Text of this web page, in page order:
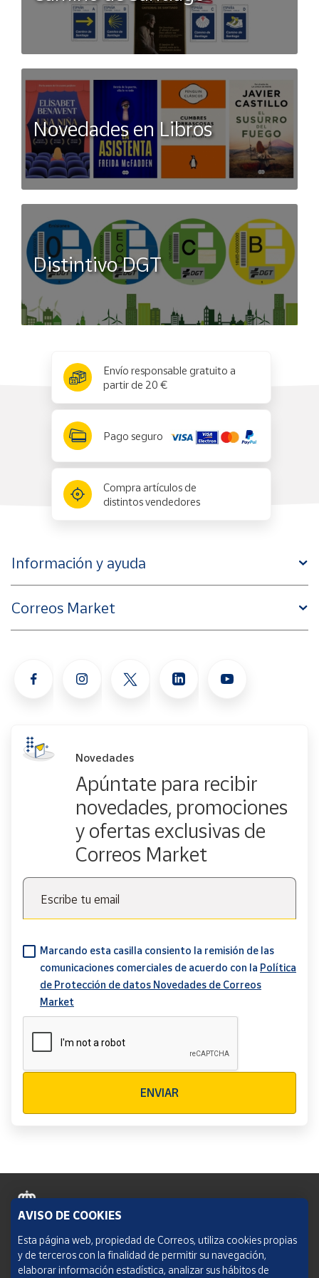
Novedades en Libros
Distintivo DGT
Envío responsable gratuito a
partir de 20 €
Pago seguro
Compra artículos de
distintos vendedores
Información y ayuda
Correos Market
Novedades
Apúntate para recibir
novedades, promociones
y ofertas exclusivas de
Correos Market
Escribe tu email
Marcando esta casilla consiento la remisión de las
comunicaciones comerciales de acuerdo con la Política
de Protección de datos Novedades de Correos
Market
ENVIAR
Política de cookies
Aviso legal
AVISO DE COOKIES
Esta página web, propiedad de Correos, utiliza cookies propias
y de terceros con la finalidad de permitir su navegación,
elaborar información estadística, analizar sus hábitos de